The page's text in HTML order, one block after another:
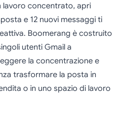
lavoro concentrato, apri
e 12 nuovi messaggi ti
Boomerang è costruito
utenti Gmail a
la concentrazione e
trasformare la posta in
o in uno spazio di lavoro